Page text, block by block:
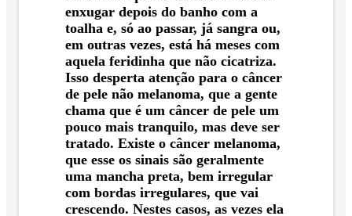
enxugar depois do banho com a
toalha e, só ao passar, já sangra ou,
em outras vezes, está há meses com
aquela feridinha que não cicatriza.
Isso desperta atenção para o câncer
de pele não melanoma, que a gente
chama que é um câncer de pele um
pouco mais tranquilo, mas deve ser
tratado. Existe o câncer melanoma,
que esse os sinais são geralmente
uma mancha preta, bem irregular
com bordas irregulares, que vai
crescendo. Nestes casos, as vezes ela